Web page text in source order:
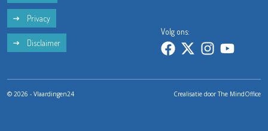
Privacy
Disclaimer
Volg ons:
© 2026 - Vlaardingen24 Crealisatie doorThe MindOffice